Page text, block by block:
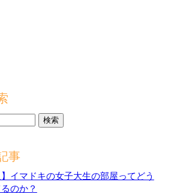
事
】イマドキの女子大生の部屋ってどう
のか？